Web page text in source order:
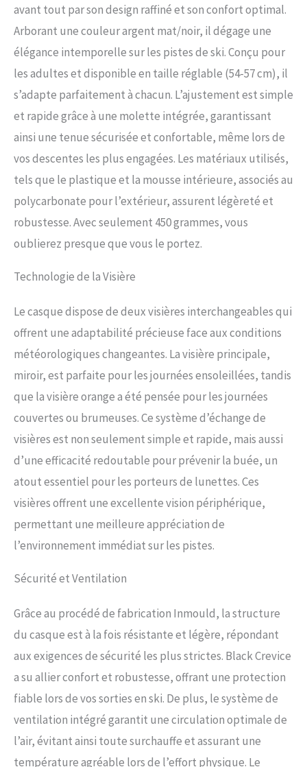
ROBUSTE - Le casque avec
procédé spécial In-Mould. Le
résultat est une structure
absolument stable, très
résistante aux chocs et
extrêmement légère SÛR &
FIABLE - Chaque casque de ski et
de snowboard est fabriqué selon
la norme de sécurité en vigueur
CE : EN 1077 : 2007_2016/425 -
Nous faisons tout pour votre
sécurité BLACK CREVICE - Notre
entreprise autrichienne
comprend les besoins en
équipements d'hiver & de plein
air. Nos produits allient
protection optimale & confort de
avant tout par son design raffiné et son confort optimal.
Arborant une couleur argent mat/noir, il dégage une
élégance intemporelle sur les pistes de ski. Conçu pour
les adultes et disponible en taille réglable (54-57 cm), il
s’adapte parfaitement à chacun. L’ajustement est simple
et rapide grâce à une molette intégrée, garantissant
ainsi une tenue sécurisée et confortable, même lors de
vos descentes les plus engagées. Les matériaux utilisés,
tels que le plastique et la mousse intérieure, associés au
polycarbonate pour l’extérieur, assurent légèreté et
robustesse. Avec seulement 450 grammes, vous
oublierez presque que vous le portez.
Technologie de la Visière
Le casque dispose de deux visières interchangeables qui
offrent une adaptabilité précieuse face aux conditions
météorologiques changeantes. La visière principale,
miroir, est parfaite pour les journées ensoleillées, tandis
que la visière orange a été pensée pour les journées
couvertes ou brumeuses. Ce système d’échange de
visières est non seulement simple et rapide, mais aussi
d’une efficacité redoutable pour prévenir la buée, un
atout essentiel pour les porteurs de lunettes. Ces
visières offrent une excellente vision périphérique,
permettant une meilleure appréciation de
l’environnement immédiat sur les pistes.
Sécurité et Ventilation
Grâce au procédé de fabrication Inmould, la structure
du casque est à la fois résistante et légère, répondant
aux exigences de sécurité les plus strictes. Black Crevice
a su allier confort et robustesse, offrant une protection
fiable lors de vos sorties en ski. De plus, le système de
ventilation intégré garantit une circulation optimale de
l’air, évitant ainsi toute surchauffe et assurant une
température agréable lors de l’effort physique. Le